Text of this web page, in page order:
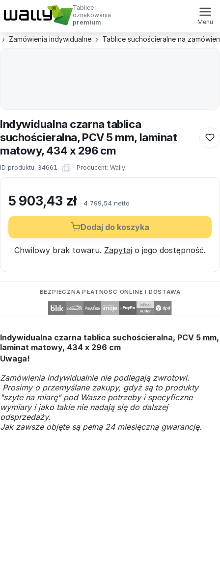
Tablice i
oznakowania
premium
Menu
Zamówienia indywidualne Tablice suchościeralne na
Indywidualna czarna tablica
suchościeralna, PCV 5 mm, laminat
matowy, 434 x 296 cm
ID produktu: 34661 · Producent: Wally
5 903,43 zł 4 799,54 netto
Dodaj do koszyka
Chwilowy brak towaru. Zapytaj o jego dostępność.
BEZPIECZNA PŁATNOŚĆ ONLINE I DOSTAWA
Indywidualna czarna tablica suchościeralna, PCV 5 mm,
laminat matowy, 434 x 296 cm
Uwaga!
Zamówienia indywidualnie nie podlegają zwrotowi.
Prosimy o przemyślane zakupy, gdyż są to produkty
"szyte na miarę" pod Wasze potrzeby i specyficzne
wymiary i jako takie nie nadają się do dalszej
odsprzedaży.
Jak zawsze objęte są pełną 24 miesięczną gwarancję.